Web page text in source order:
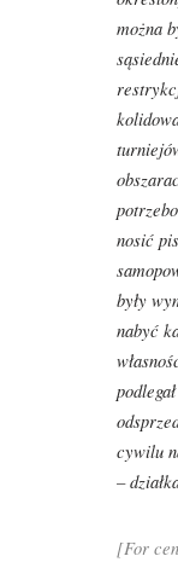
można
nosić
były
nabyć
cywilu
–
[For